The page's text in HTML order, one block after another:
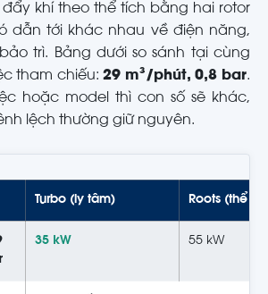
đẩy khí theo thể tích bằng hai rotor
dẫn tới khác nhau về điện năng,
trì. Bảng dưới so sánh tại cùng
tham chiếu: 29 m³/phút, 0,8 bar.
hoặc model thì con số sẽ khác,
lệch thường giữ nguyên.
Turbo (ly tâm) Roots (thể
35 kW 55 kW